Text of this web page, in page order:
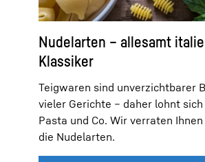
Nudelarten – allesamt
Klassiker
Teigwaren sind unverzichtbarer
vieler Gerichte – daher lohnt
Pasta und Co. Wir verraten
die Nudelarten.